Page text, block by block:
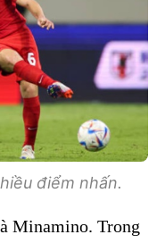
điểm nhấn.
Minamino. Trong